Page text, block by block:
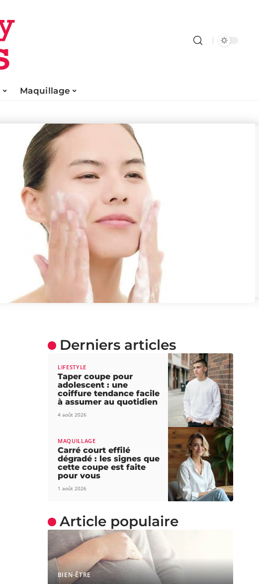
Maquillage
Derniers articles
LIFESTYLE
Taper coupe pour
adolescent : une
coiffure tendance facile
à assumer au quotidien
4 août 2026
MAQUILLAGE
Carré court effilé
dégradé : les signes que
cette coupe est faite
pour vous
1 août 2026
Article populaire
BIEN-ÊTRE